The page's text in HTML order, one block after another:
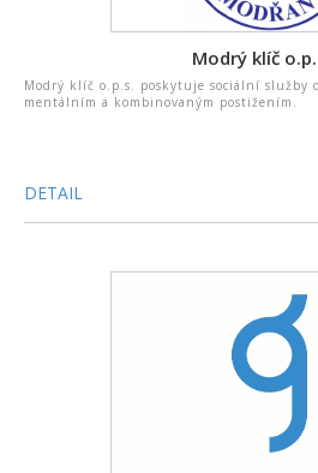
Modrý klíč
Modrý klíč o.p.s. poskytuje sociální služby
mentálním a kombinovaným postižením.
DETAIL